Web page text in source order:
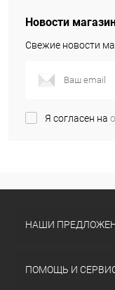
Новости
Свежие новости
Я согласен на
НАШИ
ПОМОЩЬ И